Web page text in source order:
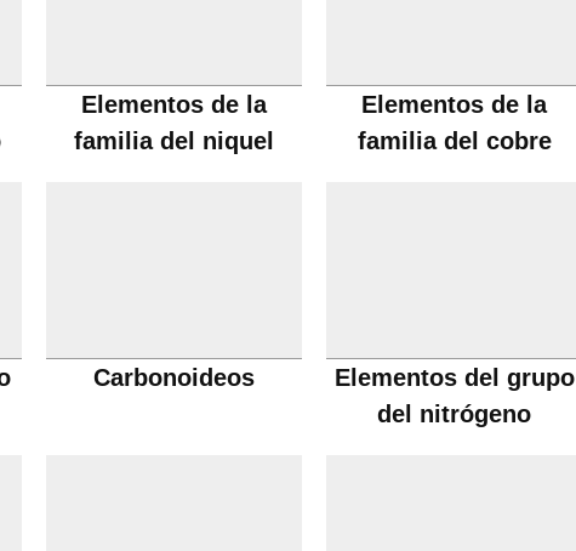
Elementos de la
familia del niquel
Elementos de la
familia del cobre
Carbonoideos
Elementos del grupo
del nitrógeno